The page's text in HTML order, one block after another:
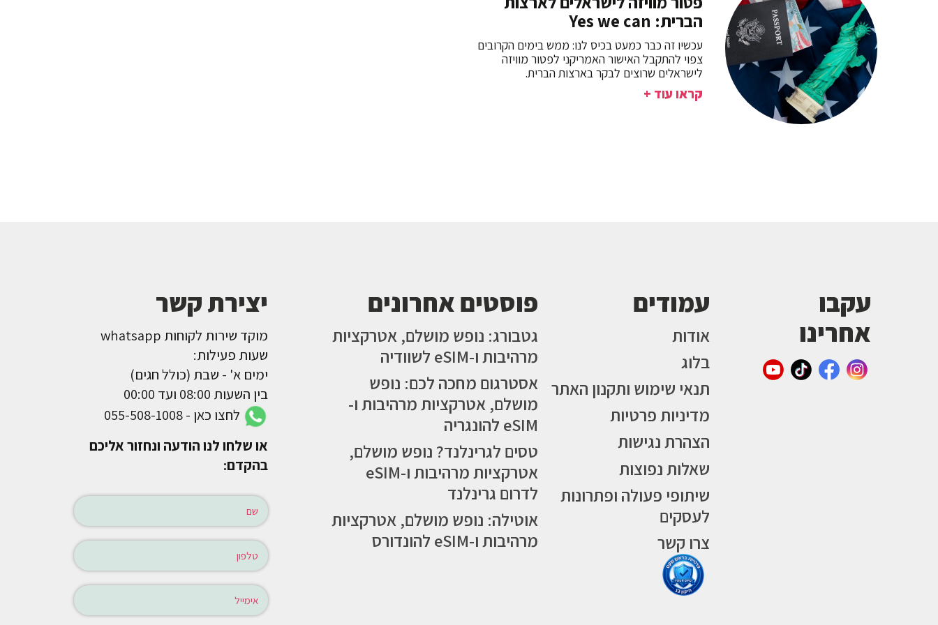
הברית: Yes we can
עכשיו זה כבר כמעט בכיס לנו: ממש בימים הקרובים
צפוי להתקבל האישור האמריקני לפטור מוויזה
לישראלים שרוצים לבקר בארצות הברית.
קראו עוד +
עקבו
אחרינו
עמודים
אודות
בלוג
תנאי שימוש ותקנון האתר
מדיניות פרטיות
הצהרת נגישות
שאלות נפוצות
שיתופי פעולה ופתרונות
לעסקים
צרו קשר
פוסטים אחרונים
גטבורג: נופש מושלם, אטרקציות
מרהיבות ו-eSIM לשוודיה
אסטרגום מחכה לכם: נופש
מושלם, אטרקציות מרהיבות ו-
eSIM להונגריה
טסים לגרינלנד? נופש מושלם,
אטרקציות מרהיבות ו-eSIM
לדרום גרינלנד
אוטילה: נופש מושלם, אטרקציות
מרהיבות ו-eSIM להונדורס
יצירת קשר
מוקד שירות לקוחות whatsapp
שעות פעילות:
ימים א' - שבת (כולל חגים)
בין השעות 08:00 ועד 00:00
לחצו כאן - 055-508-1008
או שלחו לנו הודעה ונחזור אליכם
בהקדם: